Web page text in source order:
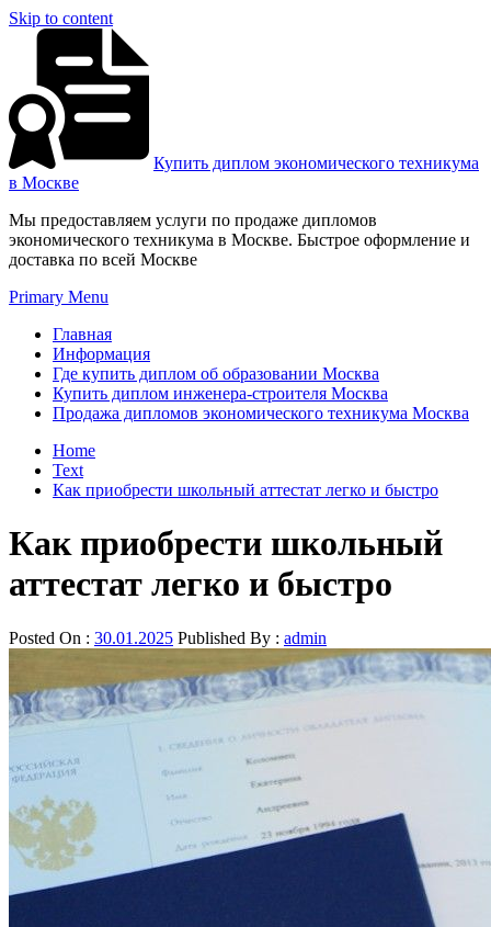
Skip to content
Купить диплом экономического техникума
в Москве
Мы предоставляем услуги по продаже дипломов
экономического техникума в Москве. Быстрое оформление и
доставка по всей Москве
Primary Menu
Главная
Информация
Где купить диплом об образовании Москва
Купить диплом инженера-строителя Москва
Продажа дипломов экономического техникума Москва
Home
Text
Как приобрести школьный аттестат легко и быстро
Как приобрести школьный
аттестат легко и быстро
Posted On : 30.01.2025 Published By : admin